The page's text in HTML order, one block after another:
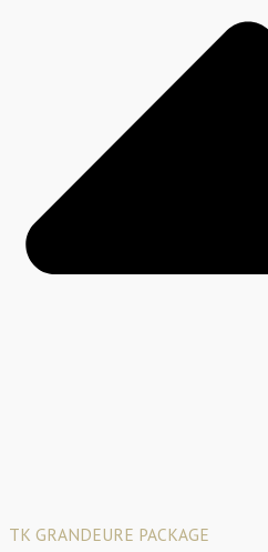
TK GRANDEURE PACKAGE